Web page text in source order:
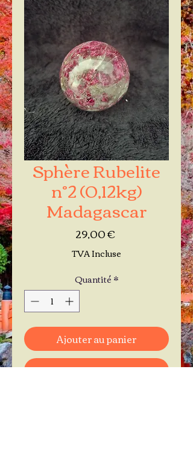
Sphère Rubelite
n°2 (0,12kg)
Madagascar
29,00 €Prix
TVA Incluse
Quantité*
Ajouter au panier
Commander et payer